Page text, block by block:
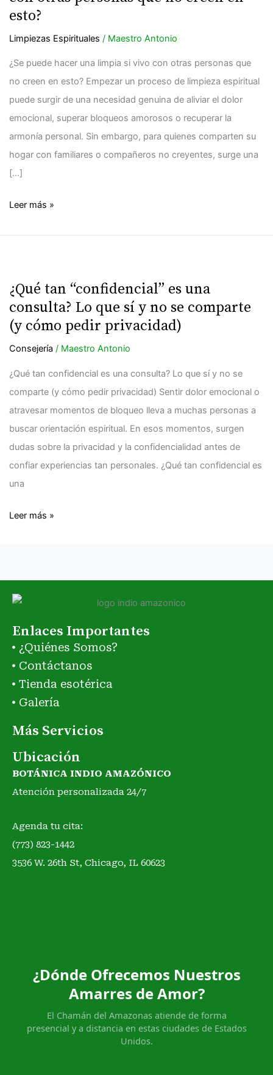
esto?
Limpiezas Espirituales / Maestro Antonio
¿Se puede hacer una limpia si vivo con otras personas que
no creen en esto? Empezar un proceso de limpieza espiritual
puede surgir de una necesidad genuina de aliviar el dolor
emocional, superar bloqueos amorosos o recuperar la
armonía personal. Sin embargo, para quienes comparten su
hogar con familiares o compañeros no creyentes, surge una
[…]
limpia
si
vivo
otras
personas
no
creen
esto?
Leer más »
¿Qué tan “confidencial” es una
consulta? Lo que sí y no se comparte
(y cómo pedir privacidad)
Consejería / Maestro Antonio
¿Qué tan confidencial es una consulta? Lo que sí y no se
comparte (y cómo pedir privacidad) Sentir dolor emocional o
atravesar momentos de bloqueo lleva a muchas personas a
buscar orientación espiritual. En esos momentos, surgen
dudas sobre la privacidad y la confidencialidad antes de
confiar experiencias tan personales. ¿Qué tan confidencial es
una
“confidencial”
es
una
consulta?
cómo
Leer más »
Enlaces Importantes
¿Quiénes Somos?
Contáctanos
Tienda esotérica
Galería
Más Servicios
Ubicación
BOTÁNICA INDIO AMAZÓNICO
Atención personalizada 24/7
Agenda tu cita:
(773) 823-1442
3536 W. 26th St, Chicago, IL 60623
¿Dónde Ofrecemos Nuestros
Amarres de Amor?
El Chamán del Amazonas atiende de forma
presencial y a distancia en estas ciudades de Estados
Unidos.